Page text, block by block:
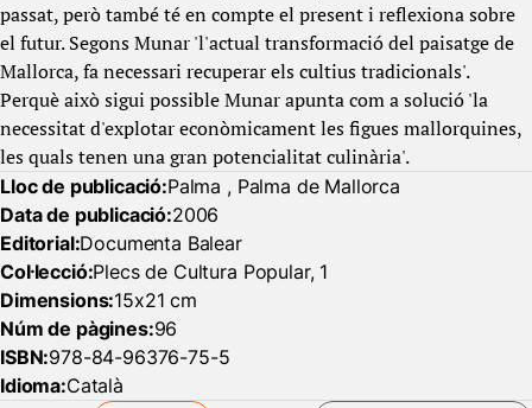
passat, però també té en compte el present i reflexiona sobre
el futur. Segons Munar 'l'actual transformació del paisatge de
Mallorca, fa necessari recuperar els cultius tradicionals'.
Perquè això sigui possible Munar apunta com a solució 'la
necessitat d'explotar econòmicament les figues mallorquines,
les quals tenen una gran potencialitat culinària'.
Lloc de publicació:Palma , Palma de Mallorca
Data de publicació:2006
Editorial:Documenta Balear
Col·lecció:Plecs de Cultura Popular, 1
Dimensions:15x21 cm
Núm de pàgines:96
ISBN:978-84-96376-75-5
Idioma:Català